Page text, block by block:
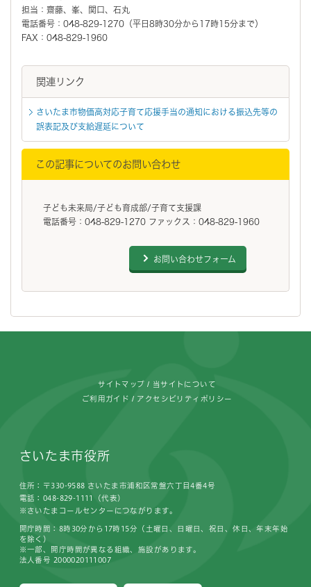
担当：齋藤、峯、関口、石丸
電話番号：048-829-1270（平日8時30分から17時15分まで）
FAX：048-829-1960
関連リンク
さいたま市物価高対応子育て応援手当の通知における振込先等の
誤表記及び支給遅延について
この記事についてのお問い合わせ
子ども未来局/子ども育成部/子育て支援課
電話番号：048-829-1270 ファックス：048-829-1960
お問い合わせフォーム
サイトマップ 当サイトについて
ご利用ガイド アクセシビリティポリシー
さいたま市役所
住所：〒330-9588 さいたま市浦和区常盤六丁目4番4号
電話：048-829-1111（代表）
※さいたまコールセンターにつながります。
開庁時間：8時30分から17時15分（土曜日、日曜日、祝日、休日、年末年始
を除く）
※一部、開庁時間が異なる組織、施設があります。
法人番号 2000020111007